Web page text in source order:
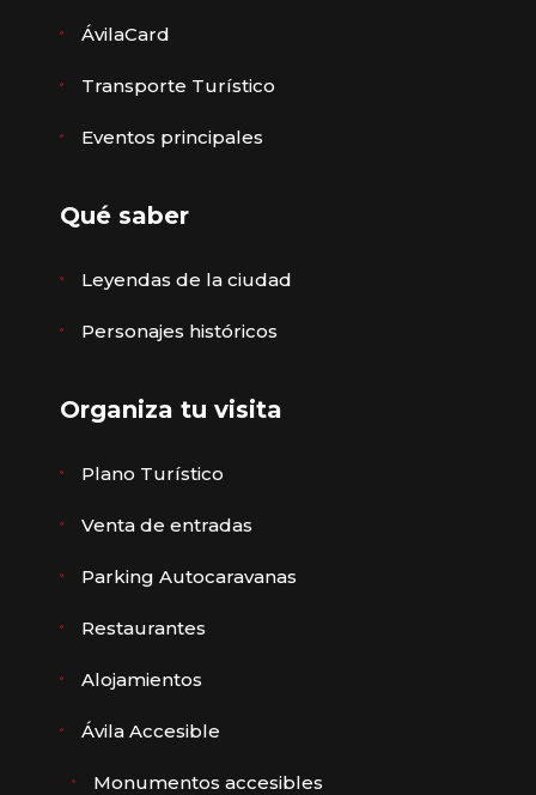
ÁvilaCard
Transporte Turístico
Eventos principales
Qué saber
Leyendas de la ciudad
Personajes históricos
Organiza tu visita
Plano Turístico
Venta de entradas
Parking Autocaravanas
Restaurantes
Alojamientos
Ávila Accesible
Monumentos accesibles